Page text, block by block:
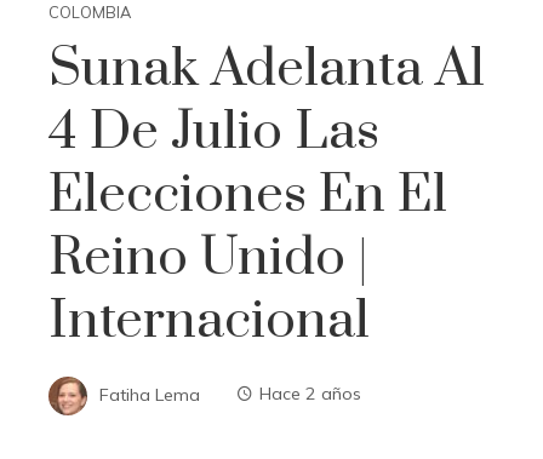
COLOMBIA
Sunak Adelanta Al
4 De Julio Las
Elecciones En El
Reino Unido |
Internacional
Fatiha Lema Hace 2 años